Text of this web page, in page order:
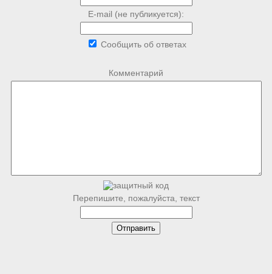
E-mail (не публикуется):
Сообщить об ответах
Комментарий
Перепишите, пожалуйста, текст